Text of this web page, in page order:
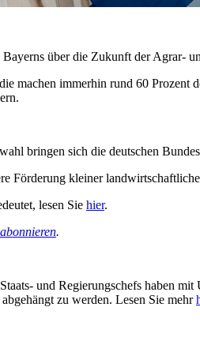
über die Zukunft der Agrar-
immerhin rund 60 Prozent
bringen sich die deutschen
kleiner
lesen Sie hier.
.
und Regierungschefs haben
zu werden. Lesen Sie mehr